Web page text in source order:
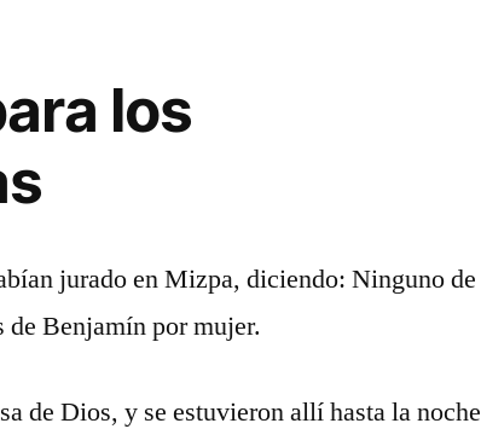
los
jurado en Mizpa, diciendo: Ninguno de
de Benjamín por mujer.
de Dios, y se estuvieron allí hasta la noche